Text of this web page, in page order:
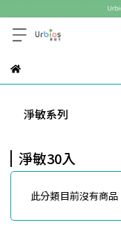
淨敏系列
淨敏30入
此分類目前沒有商品